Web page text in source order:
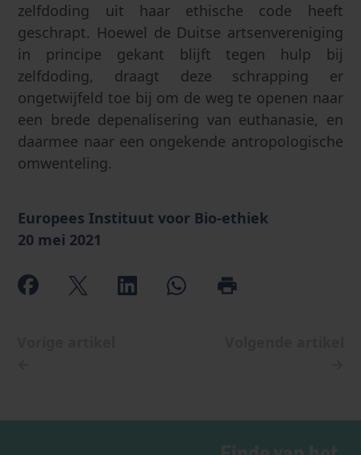
zelfdoding uit haar ethische code heeft
geschrapt. Hoewel de Duitse artsenvereniging
in principe gekant blijft tegen hulp bij
zelfdoding, draagt deze schrapping er
ongetwijfeld toe bij om de weg te openen naar
een brede depenalisering van euthanasie, en
daarmee naar een ongekende antropologische
omwenteling.
Europees Instituut voor Bio-ethiek
20 mei 2021